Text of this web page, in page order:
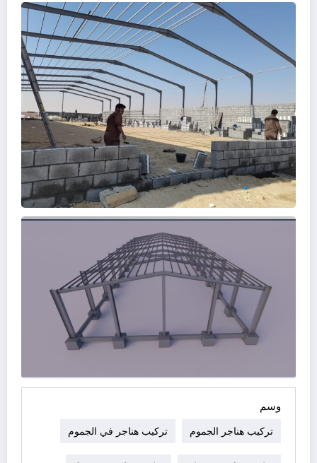
وسم
تركيب هناجر الجموم تركيب هناجر في الجموم